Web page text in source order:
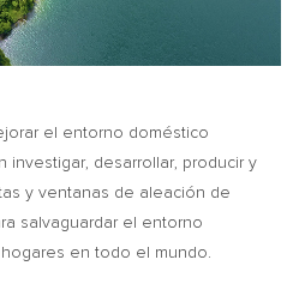
el entorno doméstico
investigar, desarrollar, producir y
y ventanas de aleación de
salvaguardar el entorno
en todo el mundo.